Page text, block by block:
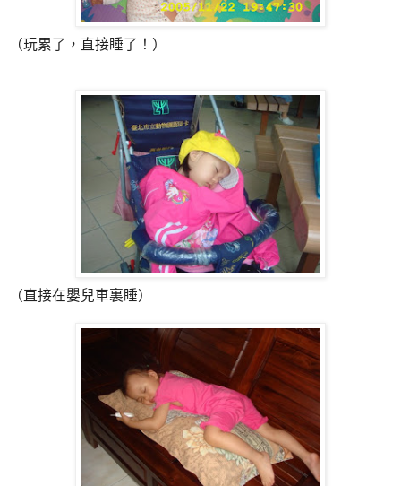
（玩累了，直接睡了！）
（直接在嬰兒車裏睡）